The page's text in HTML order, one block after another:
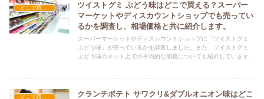
どこで買える？-お菓子・スイーツ・アイス
ツイストグミ ぶどう味はどこで買える？スーパー
マーケットやディスカウントショップでも売ってい
るかを調査し、相場価格と共に紹介します。
スーパーマーケットやディスカウントショップに「ツイストグミ
ぶどう味」が売っているかを調査しました。また、ツイストグミ
ぶどう味のネット上での平均的な価格についても紹介しています。
どこで買える？-お菓子・スイーツ・アイス
クランチポテト サワクリ&ダブルオニオン味はどこ